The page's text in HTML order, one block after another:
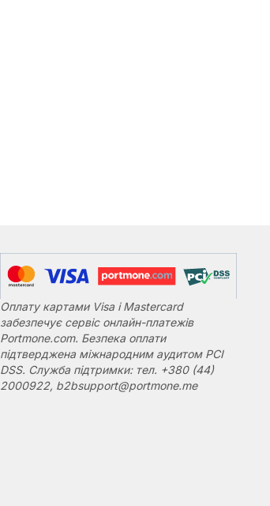
Оплату картами Visa і Mastercard
забезпечує сервіс онлайн-платежів
Portmone.com. Безпека оплати
підтверджена міжнародним аудитом PCI
DSS. Служба підтримки: тел. +380 (44)
2000922, b2bsupport@portmone.me